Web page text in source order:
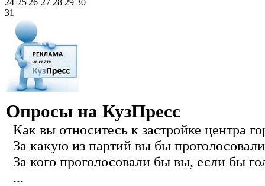
24 25 26 27 28 29 30
31
Опросы на КузПресс
Как вы относитесь к застройке центра
За какую из партий вы бы
За кого проголосовали бы вы, если бы
...